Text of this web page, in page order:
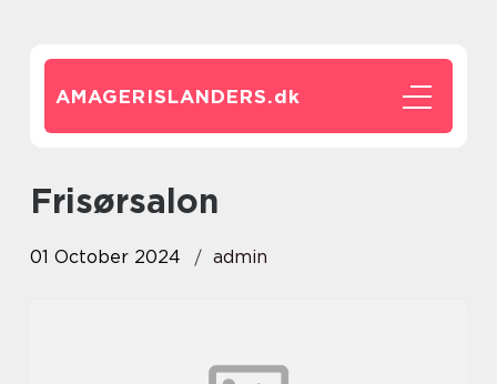
AMAGERISLANDERS.dk
frisørsalon
01 October 2024 admin